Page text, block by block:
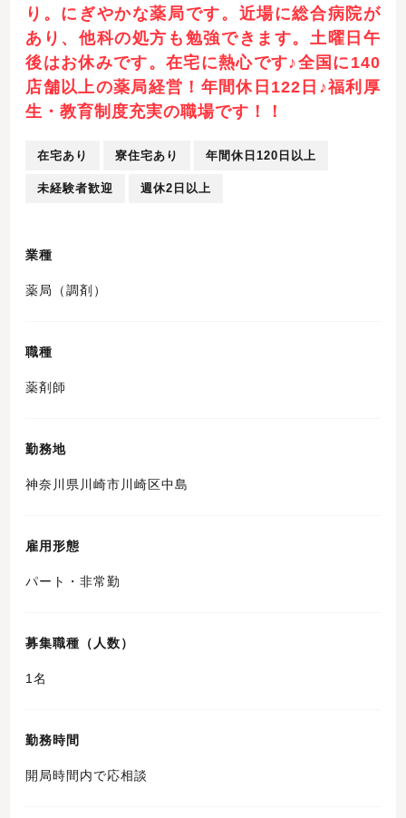
り。にぎやかな薬局です。近場に総合病院が
あり、他科の処方も勉強できます。土曜日午
後はお休みです。在宅に熱心です♪全国に140
店舗以上の薬局経営！年間休日122日♪福利厚
生・教育制度充実の職場です！！
在宅あり 寮住宅あり 年間休日120日以上
未経験者歓迎 週休2日以上
業種
薬局（調剤）
職種
薬剤師
勤務地
神奈川県川崎市川崎区中島
雇用形態
パート・非常勤
募集職種（人数）
1名
勤務時間
開局時間内で応相談